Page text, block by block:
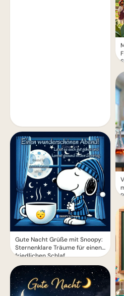
Gute Nacht Grüße mit Snoopy:
Sternenklare Träume für einen
friedlichen Schlaf